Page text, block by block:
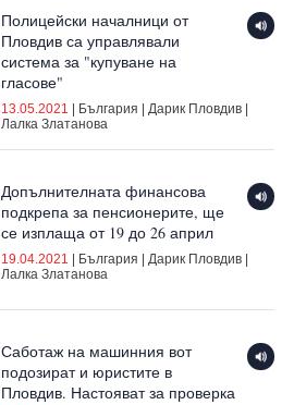
Полицейски началници от
Пловдив са управлявали
система за "купуване на
гласове"
13.05.2021 България Дарик Пловдив|
Лалка Златанова
Допълнителната финансова
подкрепа за пенсионерите, ще
се изплаща от 19 до 26 април
19.04.2021 България Дарик Пловдив|
Лалка Златанова
Саботаж на машинния вот
подозират и юристите в
Пловдив. Настояват за проверка